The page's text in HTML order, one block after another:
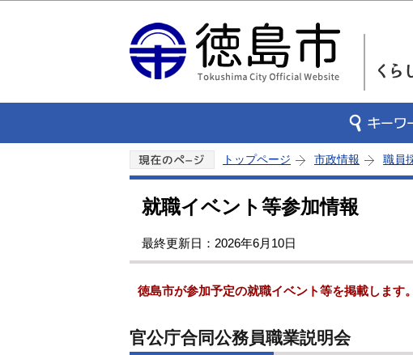
トップページ 市政情報 職員
就職イベント等参加情報
最終更新日：2026年6月10日
徳島市が参加予定の就職イベント等を掲載します。
官公庁合同公務員職業説明会